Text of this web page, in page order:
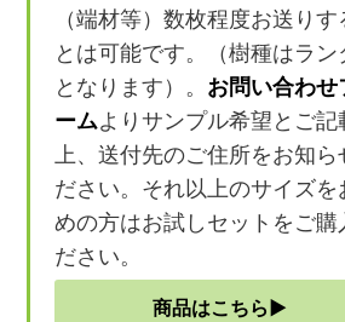
（端材等）数枚程度お送りす
とは可能です。（樹種はラン
となります）。 お問い合わせ
ームよりサンプル希望とご記
上、送付先のご住所をお知ら
ださい。それ以上のサイズを
めの方はお試しセットをご購
ださい。
商品はこちら▶︎